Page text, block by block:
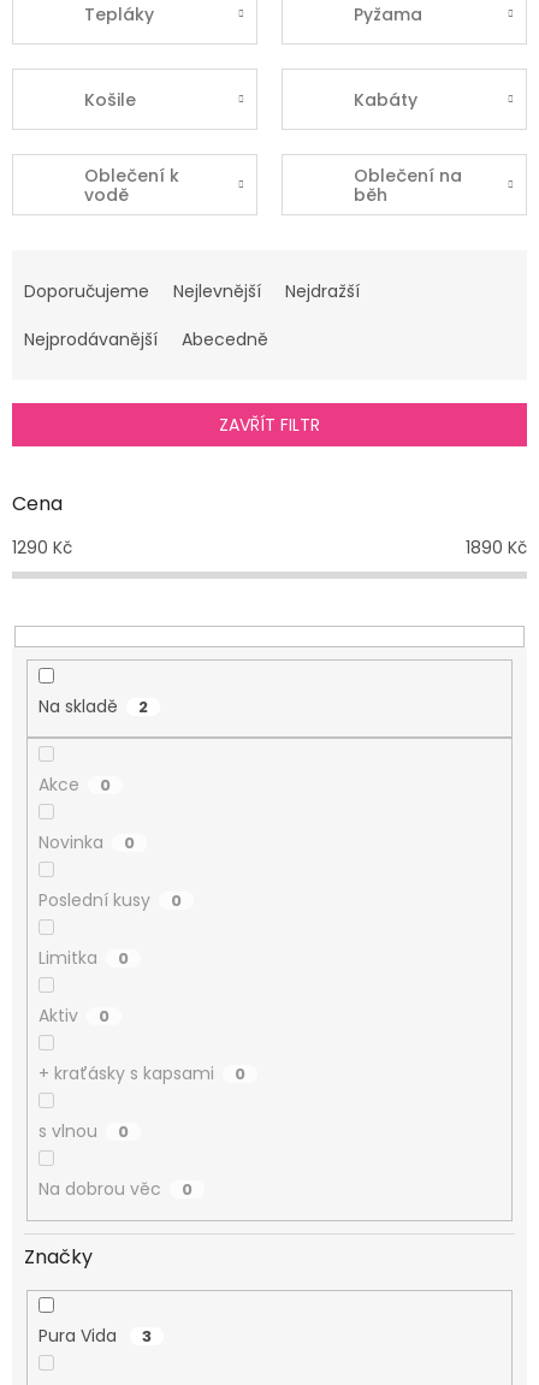
Tepláky Pyžama
Košile Kabáty
Oblečení k
vodě
Oblečení na
běh
a
e
í
r
d
k
t
Doporučujeme Nejlevnější
Nejdražší
Nejprodávanější
Abecedně
ZAVŘÍT FILTR
Cena
1290 Kč 1890 Kč
Na skladě 2
Akce 0
Novinka 0
Poslední kusy 0
Limitka 0
Aktiv 0
+ kraťásky s kapsami 0
s vlnou 0
Na dobrou věc 0
Značky
Pura Vida 3